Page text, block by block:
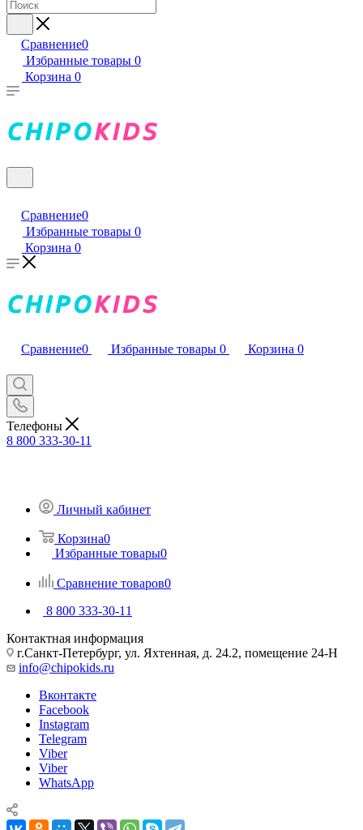
Сравнение0
Избранные товары 0
Корзина 0
Сравнение0
Избранные товары 0
Корзина 0
Сравнение0 Избранные товары 0 Корзина 0
Телефоны
8 800 333-30-11
Личный кабинет
Корзина0
Избранные товары0
Сравнение товаров0
8 800 333-30-11
Контактная информация
г.Санкт-Петербург, ул. Яхтенная, д. 24.2, помещение 24-Н
info@chipokids.ru
Вконтакте
Facebook
Instagram
Telegram
Viber
Viber
WhatsApp